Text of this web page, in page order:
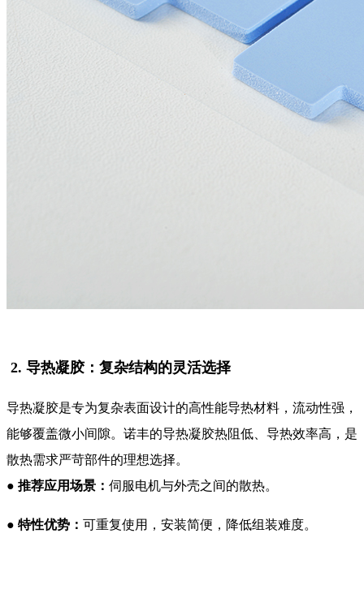
2. 导热凝胶：复杂结构的灵活选择
导热凝胶是专为复杂表面设计的高性能导热材料，流动性强，
能够覆盖微小间隙。诺丰的导热凝胶热阻低、导热效率高，是
散热需求严苛部件的理想选择。
● 推荐应用场景： 伺服电机与外壳之间的散热。
● 特性优势： 可重复使用，安装简便，降低组装难度。